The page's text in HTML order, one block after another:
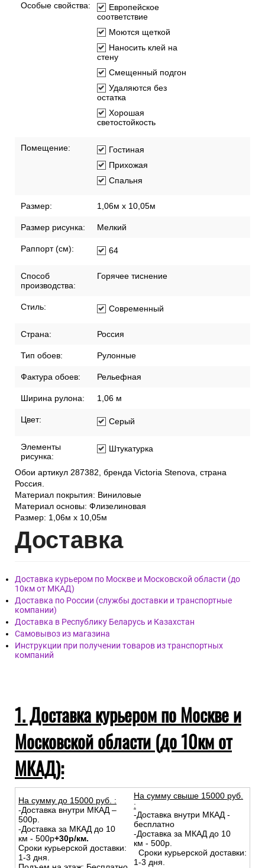
Особые свойства:
Европейское
соответствие
Моются щеткой
Наносить клей на
стену
Смещенный подгон
Удаляются без
остатка
Хорошая
светостойкость
Помещение:
Гостиная
Прихожая
Спальня
Размер: 1,06м х 10,05м
Размер рисунка: Мелкий
Раппорт (см): 64
Способ
производства:
Горячее тиснение
Стиль: Современный
Страна: Россия
Тип обоев: Рулонные
Фактура обоев: Рельефная
Ширина рулона: 1,06 м
Цвет: Серый
Элементы
рисунка:
Штукатурка
Обои артикул 287382, бренда Victoria Stenova, страна
Россия.
Материал покрытия: Виниловые
Материал основы: Флизелиновая
Размер: 1,06м х 10,05м
Доставка
Доставка курьером по Москве и Московской области (до
10км от МКАД)
Доставка по России (службы доставки и транспортные
компании)
Доставка в Республику Беларусь и Казахстан
Самовывоз из магазина
Инструкции при получении товаров из транспортных
компаний
1. Доставка курьером по Москве и
Московской области (до 10км от
МКАД):
На сумму до 15000 руб. :
-Доставка внутри МКАД –
500р.
-Доставка за МКАД до 10
км - 500р+30р/км.
Сроки курьерской доставки:
1-3 дня.
На сумму свыше 15000 руб.
:
-Доставка внутри МКАД -
бесплатно
-Доставка за МКАД до 10
км - 500р.
Сроки курьерской доставки:
1-3 дня.